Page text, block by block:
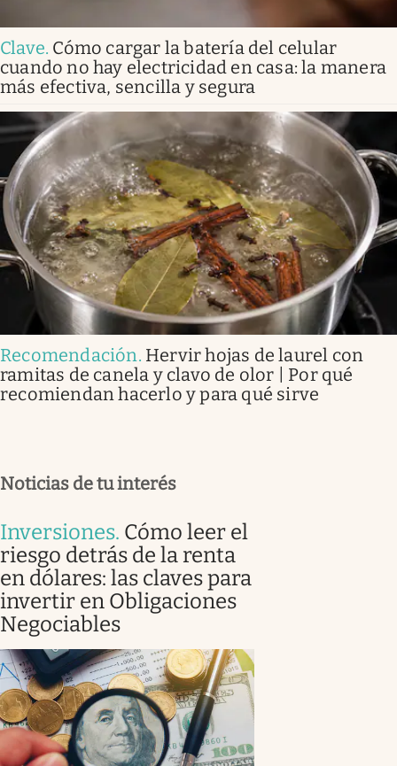
Clave. Cómo cargar la batería del celular
cuando no hay electricidad en casa: la manera
más efectiva, sencilla y segura
Recomendación. Hervir hojas de laurel con
ramitas de canela y clavo de olor | Por qué
recomiendan hacerlo y para qué sirve
Noticias de tu interés
Inversiones. Cómo leer el
riesgo detrás de la renta
en dólares: las claves para
invertir en Obligaciones
Negociables